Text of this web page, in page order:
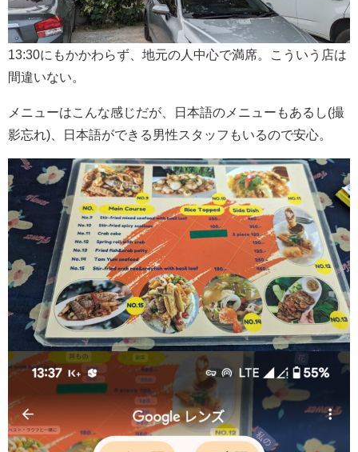
13:30にもかかわらず、地元の人中心で満席。こういう店は
間違いない。
メニューはこんな感じだが、日本語のメニューもあるし(撮
影忘れ)、日本語ができる男性スタッフもいるので安心。